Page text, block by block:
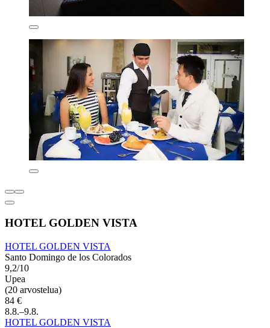
HOTEL GOLDEN VISTA
HOTEL GOLDEN VISTA
Santo Domingo de los Colorados
9,2/10
Upea
(20 arvostelua)
84 €
8.8.–9.8.
HOTEL GOLDEN VISTA